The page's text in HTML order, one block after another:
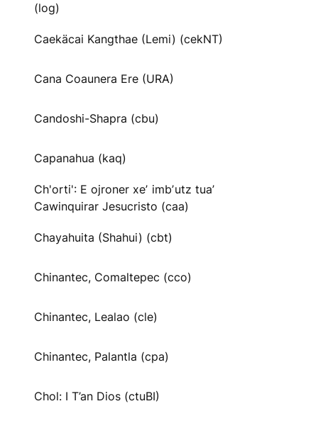
(log)
Caekäcai Kangthae (Lemi) (cekNT)
Cana Coaunera Ere (URA)
Candoshi-Shapra (cbu)
Capanahua (kaq)
Ch'orti': E ojroner xeʼ imbʼutz tuaʼ
Cawinquirar Jesucristo (caa)
Chayahuita (Shahui) (cbt)
Chinantec, Comaltepec (cco)
Chinantec, Lealao (cle)
Chinantec, Palantla (cpa)
Chol: I T’an Dios (ctuBI)